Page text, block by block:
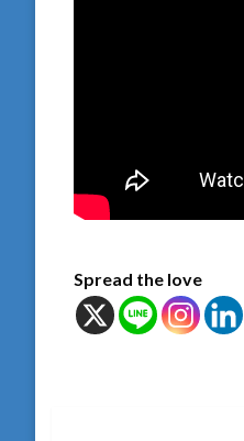
Spread the love